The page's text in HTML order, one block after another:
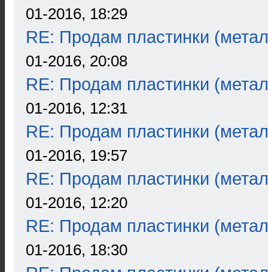
01-2016, 18:29
RE: Продам пластинки
01-2016, 20:08
RE: Продам пластинки
01-2016, 12:31
RE: Продам пластинки
01-2016, 19:57
RE: Продам пластинки
01-2016, 12:20
RE: Продам пластинки
01-2016, 18:30